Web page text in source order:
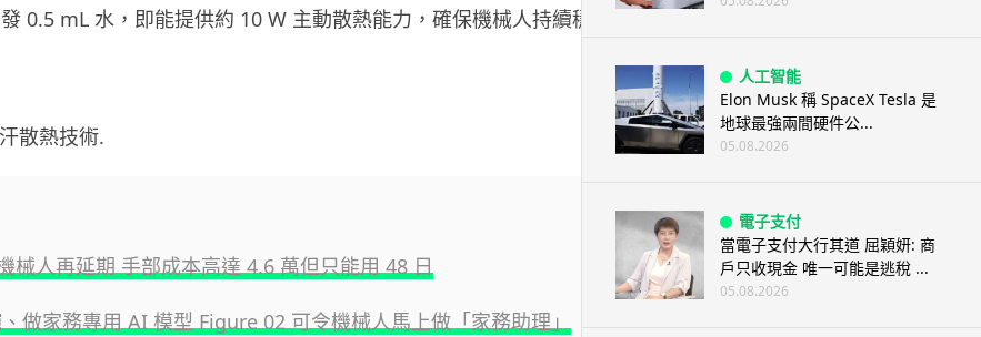
0.5 mL 水，即能提供約 10 W 主動散熱能力，確保機械人持續穩定
械人再延期 手部成本高達 4.6 萬但只能用 48 日
做家務專用 AI 模型 Figure 02 可令機械人馬上做「家務助理」
人工智能
Elon Musk 稱 SpaceX Tesla 是
地球最強兩間硬件公...
05.08.2026
電子支付
當電子支付大行其道 屈穎妍: 商
戶只收現金 唯一可能是逃稅 ...
05.08.2026